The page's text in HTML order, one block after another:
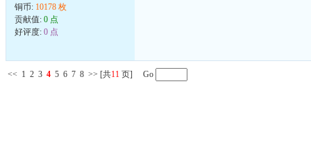
铜币: 10178 枚
贡献值: 0 点
好评度: 0 点
<< 1 2 3 4 5 6 7 8 >> [共11 页] Go